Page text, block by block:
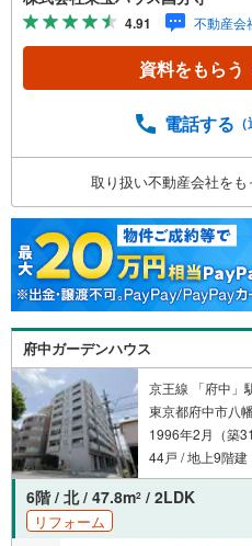
です。事前に鍵の手配や
すのでご了承ください
買いただいたお客様は
けます。10～20、30年
ご提供いたします。
を問わず、安心してご
無料駐車場、キッズス
も安心です。の体制で
ます。
4.91 不動産会
資料をもらう
電話する
取り扱い不動産会社をも
府中ガーデンハウス
京王線 「府中」
東京都府中市八
1996年2月（築
44戸 / 地上9階建
6階 / 北 / 47.8m2 / 2LDK
リフォーム